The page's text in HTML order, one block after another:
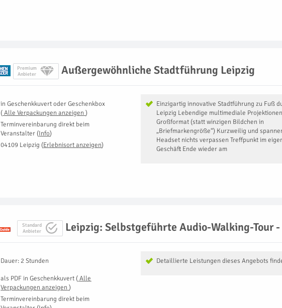
Premium
Anbieter
Außergewöhnliche Stadtführung Leipzig
Einzigartig innovative Stadtführung zu Fuß
Leipzig Lebendige multimediale
Großformat (statt winzigen Bildchen in
„Briefmarkengröße“) Kurzweilig und
Headset nichts verpassen Treffpunkt im
Geschäft Ende wieder am
inGeschenkkuvert oder Geschenkbox
( Alle Verpackungen anzeigen )
Terminvereinbarung direkt beim
Veranstalter (Info)
04109 Leipzig (Erlebnisort anzeigen)
Standard
Anbieter
Leipzig: Selbstgeführte Audio-Walking-Tour
Detaillierte Leistungen dieses Angebots
Dauer: 2 Stunden
als PDFinGeschenkkuvert( Alle
Verpackungen anzeigen )
Terminvereinbarung direkt beim